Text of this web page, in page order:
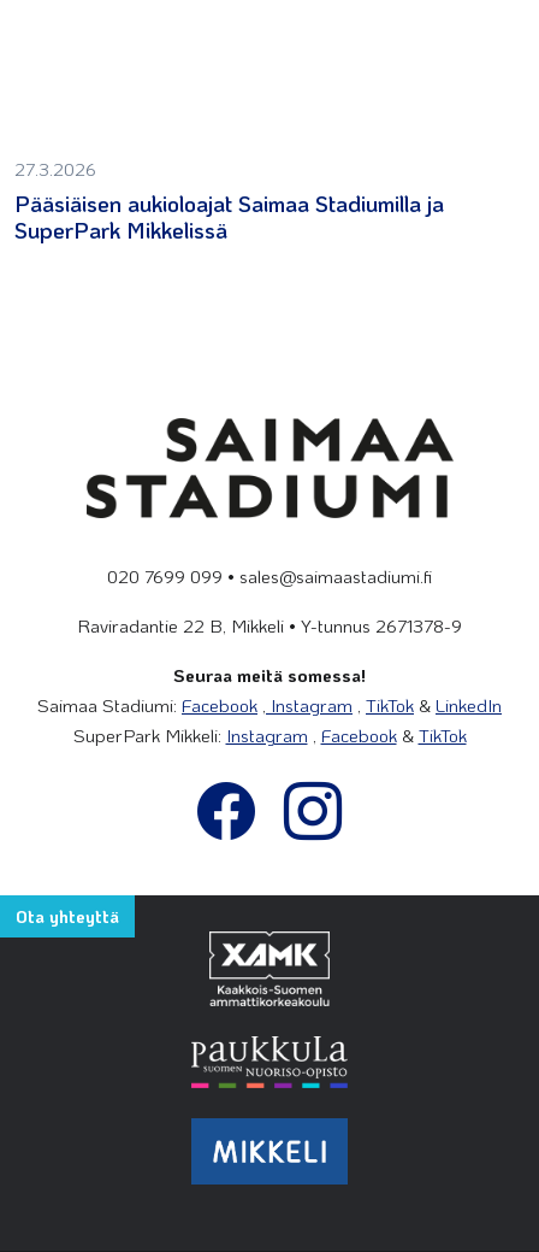
27.3.2026
Pääsiäisen aukioloajat Saimaa Stadiumilla ja
SuperPark Mikkelissä
020 7699 099 • sales@saimaastadiumi.fi
Raviradantie 22 B, Mikkeli • Y-tunnus 2671378-9
Seuraa meitä somessa!
Saimaa Stadiumi: Facebook , Instagram , TikTok & LinkedIn
SuperPark Mikkeli: Instagram , Facebook& TikTok
Ota yhteyttä